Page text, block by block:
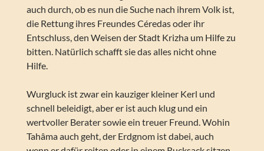
auch durch, ob es nun die Suche nach ihrem Volk ist,
die Rettung ihres Freundes Céredas oder ihr
Entschluss, den Weisen der Stadt Krizha um Hilfe zu
bitten. Natürlich schafft sie das alles nicht ohne
Hilfe.
Wurgluck ist zwar ein kauziger kleiner Kerl und
schnell beleidigt, aber er ist auch klug und ein
wertvoller Berater sowie ein treuer Freund. Wohin
Tahâma auch geht, der Erdgnom ist dabei, auch